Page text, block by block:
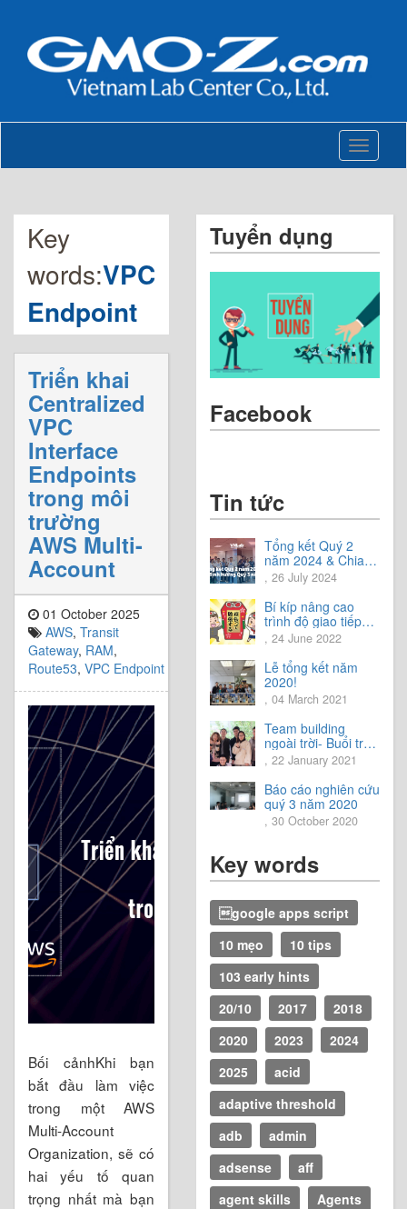
Toggle
Key
words:VPC
Endpoint
Triển khai
Centralized
VPC
Interface
Endpoints
trong môi
trường
AWS Multi-
Account
01 October 2025
AWS, Transit
Gateway, RAM,
Route53, VPC Endpoint
Bối cảnhKhi bạn
bắt đầu làm việc
trong một AWS
Multi-Account
Organization, sẽ có
hai yếu tố quan
trọng nhất mà bạn
Tuyển dụng
Facebook
Tin tức
Tổng kết Quý 2
năm 2024 & Chia
sẻ định hướng Quý
3 năm 2024
, 26 July 2024
Bí kíp nâng cao
trình độ giao tiếp
tiếng Nhật.
, 24 June 2022
Lễ tổng kết năm
2020!
, 04 March 2021
Team building
ngoài trời- Buổi trải
nghiệm tuyệt vời.
, 22 January 2021
Báo cáo nghiên cứu
quý 3 năm 2020
, 30 October 2020
Key words
google apps script
10 mẹo
10 tips
103 early hints
20/10
2017
2018
2020
2023
2024
2025
acid
adaptive threshold
adb
admin
adsense
aff
agent skills
Agents